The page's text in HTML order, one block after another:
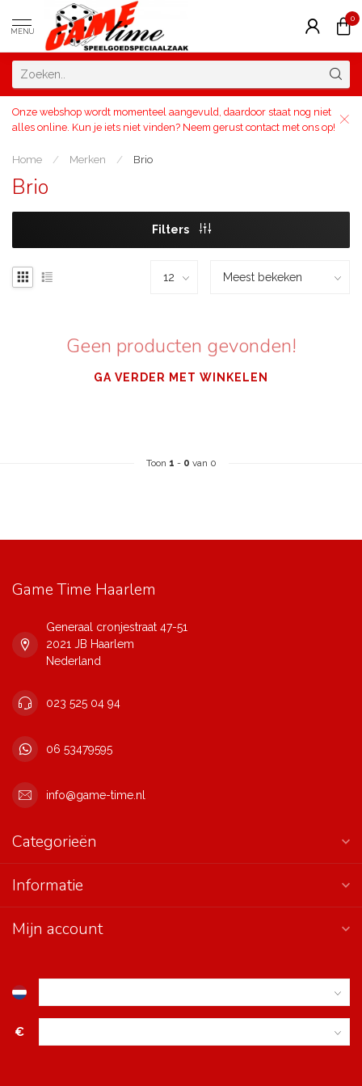
MENU
0
Onze webshop wordt momenteel aangevuld, daardoor staat nog niet
alles online. Kun je iets niet vinden? Neem gerust contact met ons op!
Home / Merken / Brio
Brio
Filters
Geen producten gevonden!
GA VERDER MET WINKELEN
Toon 1 - 0 van 0
Game Time Haarlem
Generaal cronjestraat 47-51
2021 JB Haarlem
Nederland
023 525 04 94
06 53479595
info@game-time.nl
Categorieën
Informatie
Mijn account
€